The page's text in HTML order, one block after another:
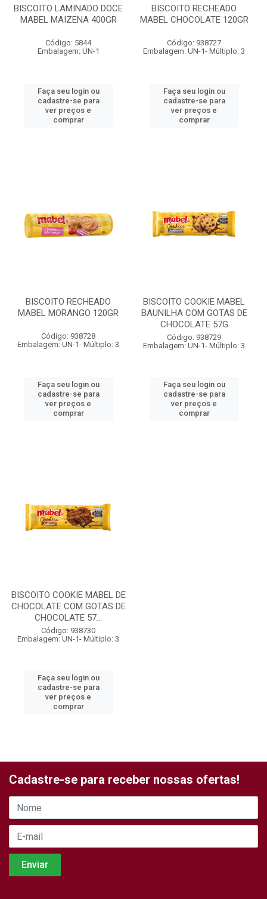
BISCOITO LAMINADO DOCE
MABEL MAIZENA 400GR
Código: 5844
Embalagem: UN-1
Faça seu login ou
cadastre-se para
ver preços e
comprar
BISCOITO RECHEADO
MABEL CHOCOLATE 120GR
Código: 938727
Embalagem: UN-1- Múltiplo: 3
Faça seu login ou
cadastre-se para
ver preços e
comprar
BISCOITO RECHEADO
MABEL MORANGO 120GR
Código: 938728
Embalagem: UN-1- Múltiplo: 3
Faça seu login ou
cadastre-se para
ver preços e
comprar
BISCOITO COOKIE MABEL
BAUNILHA COM GOTAS DE
CHOCOLATE 57G
Código: 938729
Embalagem: UN-1- Múltiplo: 3
Faça seu login ou
cadastre-se para
ver preços e
comprar
BISCOITO COOKIE MABEL DE
CHOCOLATE COM GOTAS DE
CHOCOLATE 57...
Código: 938730
Embalagem: UN-1- Múltiplo: 3
Faça seu login ou
cadastre-se para
ver preços e
comprar
Cadastre-se para receber nossas ofertas!